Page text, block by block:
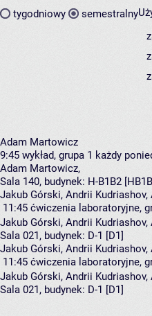
tygodniowy semestralny
Adam Martowicz
9:45 wykład, grupa 1 każdy
Adam Martowicz,
Sala 140, budynek: H-B1B2
Jakub Górski, Andrii
11:45 ćwiczenia laboratoryjne,
Jakub Górski, Andrii Kudriashov,
Sala 021, budynek: D-1 [D1]
Jakub Górski, Andrii
11:45 ćwiczenia laboratoryjne,
Jakub Górski, Andrii Kudriashov,
Sala 021, budynek: D-1 [D1]